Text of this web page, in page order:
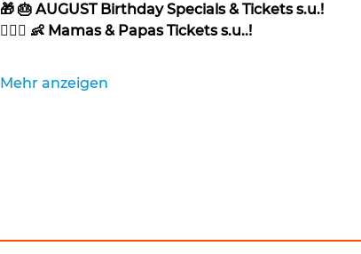
🎁 🎂 AUGUST Birthday Specials & Tickets s.u.!
👩‍❤️‍👨 👶 Mamas & Papas Tickets s.u..!
Mehr anzeigen